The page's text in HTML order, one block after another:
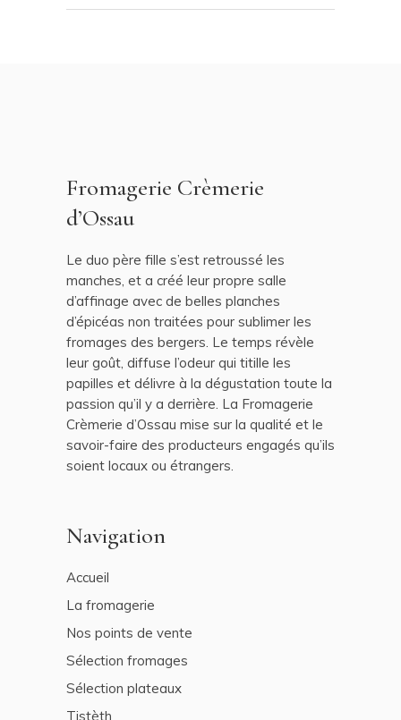
Fromagerie Crèmerie
d’Ossau
Le duo père fille s’est retroussé les
manches, et a créé leur propre salle
d’affinage avec de belles planches
d’épicéas non traitées pour sublimer les
fromages des bergers. Le temps révèle
leur goût, diffuse l’odeur qui titille les
papilles et délivre à la dégustation toute la
passion qu’il y a derrière. La Fromagerie
Crèmerie d’Ossau mise sur la qualité et le
savoir-faire des producteurs engagés qu’ils
soient locaux ou étrangers.
Navigation
Accueil
La fromagerie
Nos points de vente
Sélection fromages
Sélection plateaux
Tistèth